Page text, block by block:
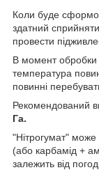
Коли буде
здатний
провести
В момент обробки
температура
повинні
Рекомендований
Га.
"Нітрогумат" може
(або карбамід +
залежить від